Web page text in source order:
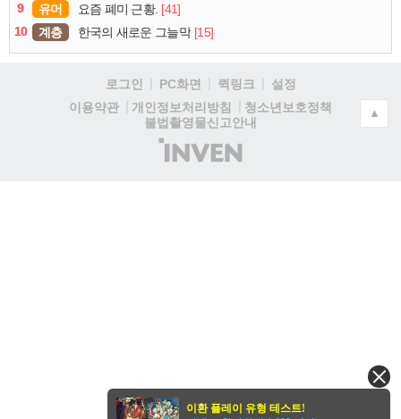
9
유머 요즘 폐미 근황. [41]
10
계층 한국의 새로운 그늘막 [15]
로그인 PC화면 퀵링크
설정
이용약관
개인정보처리방침
청소년보호정책
불법촬영물신고안내
(주)
인
▲
이환 플레이 유형 테스트!